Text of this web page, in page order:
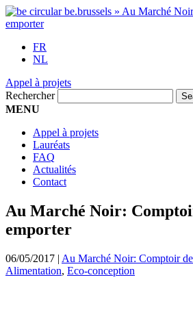
FR
NL
Appel à projets
Rechercher
MENU
Appel à projets
Lauréats
FAQ
Actualités
Contact
Au Marché Noir:
emporter
06/05/2017 | Au Marché Noir: Comptoir
Alimentation, Eco-conception